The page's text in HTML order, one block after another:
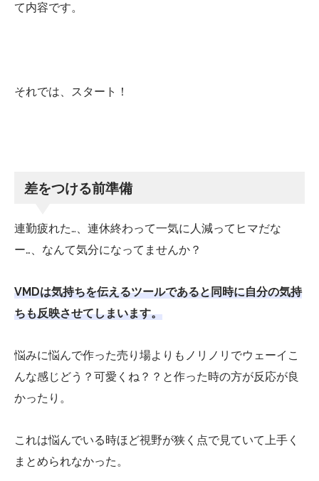
て内容です。
それでは、スタート！
差をつける前準備
連勤疲れた…、連休終わって一気に人減ってヒマだな
ー…、なんて気分になってませんか？
VMDは気持ちを伝えるツールであると同時に自分の気持
ちも反映させてしまいます。
悩みに悩んで作った売り場よりもノリノリでウェーイこ
んな感じどう？可愛くね？？と作った時の方が反応が良
かったり。
これは悩んでいる時ほど視野が狭く点で見ていて上手く
まとめられなかった。